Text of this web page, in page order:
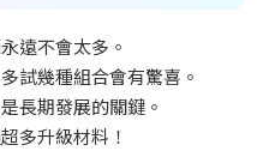
遠不會太多。
試幾種組合會有驚喜。
長期發展的關鍵。
多升級材料！